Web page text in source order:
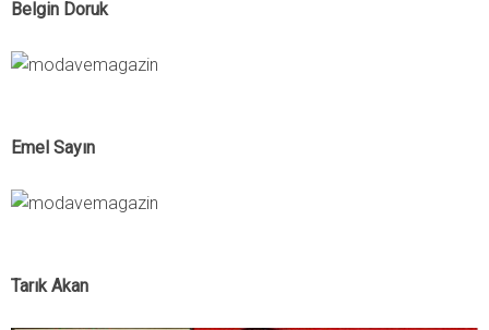
Belgin Doruk
Emel Sayın
Tarık Akan